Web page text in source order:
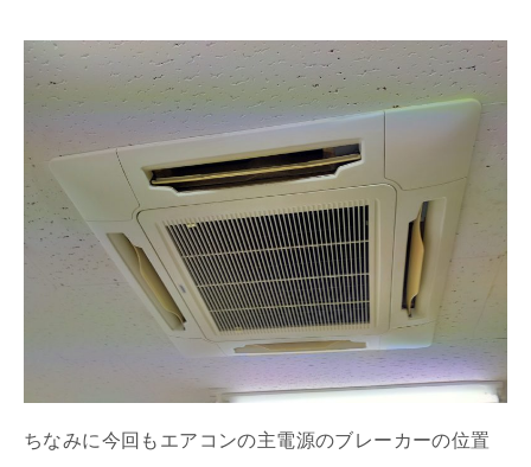
ちなみに今回もエアコンの主電源のブレーカーの位置